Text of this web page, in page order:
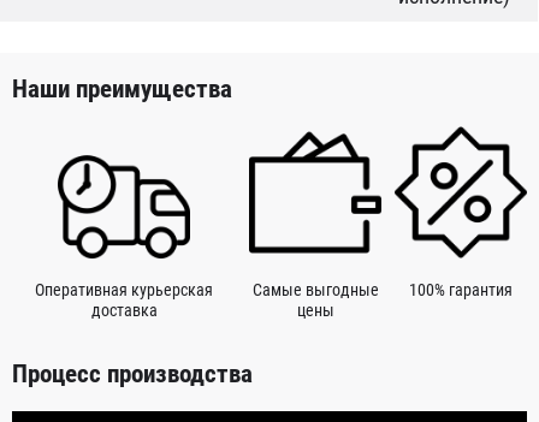
Наши преимущества
Оперативная курьерская
доставка
Самые выгодные
цены
100% гарантия
Процесс производства